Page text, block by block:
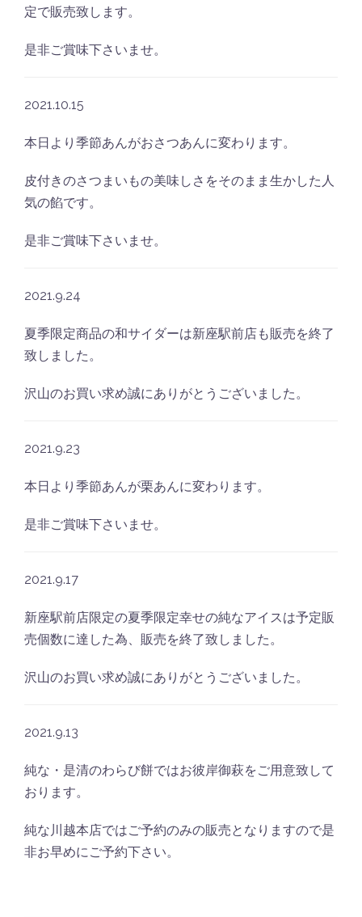
定で販売致します。
是非ご賞味下さいませ。
2021.10.15
本日より季節あんがおさつあんに変わります。
皮付きのさつまいもの美味しさをそのまま生かした人
気の餡です。
是非ご賞味下さいませ。
2021.9.24
夏季限定商品の和サイダーは新座駅前店も販売を終了
致しました。
沢山のお買い求め誠にありがとうございました。
2021.9.23
本日より季節あんが栗あんに変わります。
是非ご賞味下さいませ。
2021.9.17
新座駅前店限定の夏季限定幸せの純なアイスは予定販
売個数に達した為、販売を終了致しました。
沢山のお買い求め誠にありがとうございました。
2021.9.13
純な・是清のわらび餅ではお彼岸御萩をご用意致して
おります。
純な川越本店ではご予約のみの販売となりますので是
非お早めにご予約下さい。